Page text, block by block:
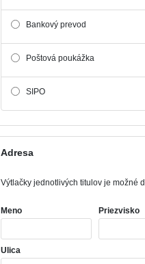
Bankový prevod
Poštová poukážka
SIPO
Adresa
Výtlačky jednotlivých titulov je možné
Meno Priezvisko
Ulica